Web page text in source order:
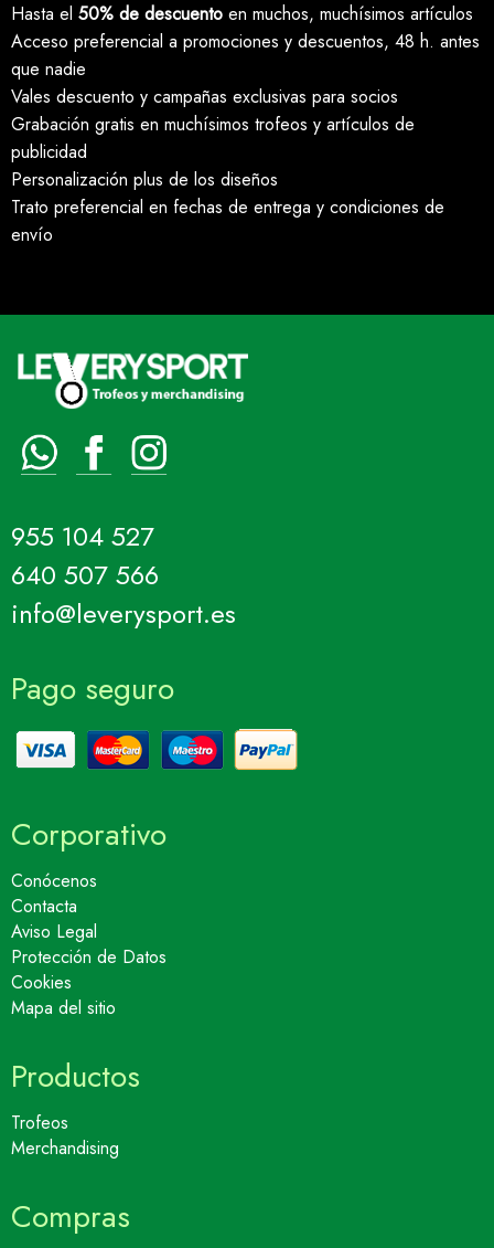
Hasta el 50% de descuento en muchos, muchísimos artículos
Acceso preferencial a promociones y descuentos, 48 h. antes
que nadie
Vales descuento y campañas exclusivas para socios
Grabación gratis en muchísimos trofeos y artículos de
publicidad
Personalización plus de los diseños
Trato preferencial en fechas de entrega y condiciones de
envío
955 104 527
640 507 566
info@leverysport.es
Pago seguro
Corporativo
Conócenos
Contacta
Aviso Legal
Protección de Datos
Cookies
Mapa del sitio
Productos
Trofeos
Merchandising
Compras